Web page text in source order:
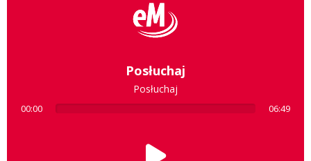
Posłuchaj
Posłuchaj
00:00 06:49